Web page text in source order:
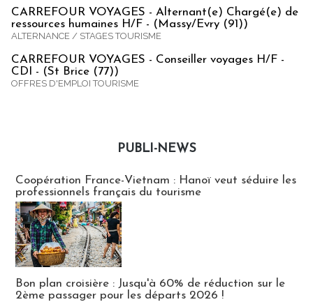
CARREFOUR VOYAGES - Alternant(e) Chargé(e) de
ressources humaines H/F - (Massy/Evry (91))
ALTERNANCE / STAGES TOURISME
CARREFOUR VOYAGES - Conseiller voyages H/F -
CDI - (St Brice (77))
OFFRES D'EMPLOI TOURISME
PUBLI-NEWS
Coopération France-Vietnam : Hanoï veut séduire les
professionnels français du tourisme
Bon plan croisière : Jusqu'à 60% de réduction sur le
2ème passager pour les départs 2026 !